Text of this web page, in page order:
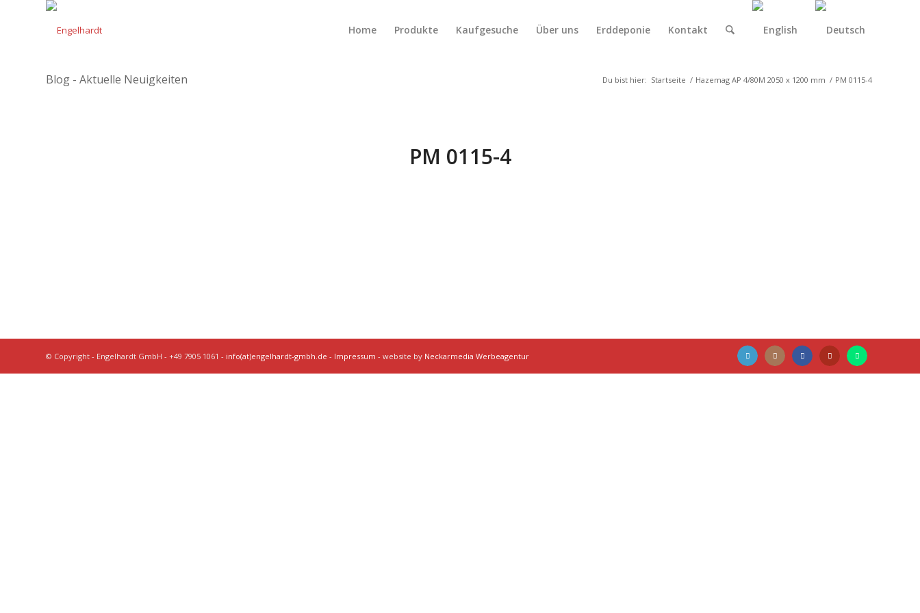
Home Produkte Kaufgesuche Über uns Erddeponie Kontakt
Blog - Aktuelle Neuigkeiten Du bist hier: Startseite / Hazemag AP 4/80M 2050 x 1200 mm / PM 0115-4
PM 0115-4
© Copyright - Engelhardt GmbH - +49 7905 1061 - info(at)engelhardt-gmbh.de - Impressum - website by Neckarmedia Werbeagentur